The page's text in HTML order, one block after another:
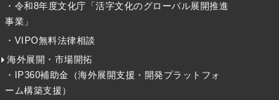
・令和8年度文化庁「活字文化のグローバル展開推進
事業」
・VIPO無料法律相談
海外展開・市場開拓
・IP360補助金（海外展開支援・開発プラットフォ
ーム構築支援）